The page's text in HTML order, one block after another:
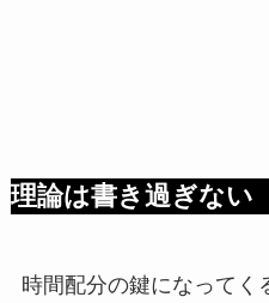
理論は書き過ぎない
時間配分の鍵になってく